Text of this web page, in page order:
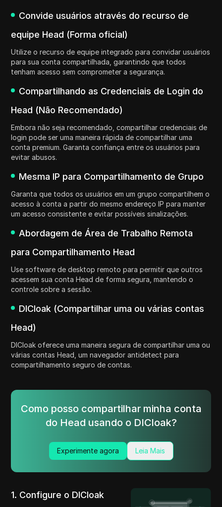
Convide usuários através do recurso de
equipe Head (Forma oficial)
Utilize o recurso de equipe integrado para convidar usuários
para sua conta compartilhada, garantindo que todos
tenham acesso sem comprometer a segurança.
Compartilhando as Credenciais de Login do
Head (Não Recomendado)
Embora não seja recomendado, compartilhar credenciais de
login pode ser uma maneira rápida de compartilhar uma
conta premium. Garanta confiança entre os usuários para
evitar abusos.
Mesma IP para Compartilhamento de Grupo
Garanta que todos os usuários em um grupo compartilhem o
acesso à conta a partir do mesmo endereço IP para manter
um acesso consistente e evitar possíveis sinalizações.
Abordagem de Área de Trabalho Remota
para Compartilhamento Head
Use software de desktop remoto para permitir que outros
acessem sua conta Head de forma segura, mantendo o
controle sobre a sessão.
DICloak (Compartilhar uma ou várias contas
Head)
DICloak oferece uma maneira segura de compartilhar uma ou
várias contas Head, um navegador antidetect para
compartilhamento seguro de contas.
Como posso compartilhar minha conta
do Head usando o DICloak?
Experimente agora Leia Mais
1. Configure o DICloak